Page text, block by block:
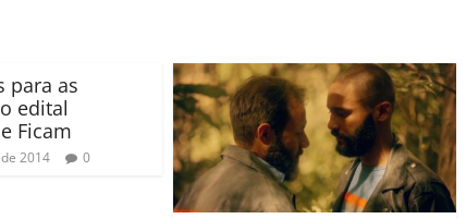
para as
edital
Ficam
2014 0